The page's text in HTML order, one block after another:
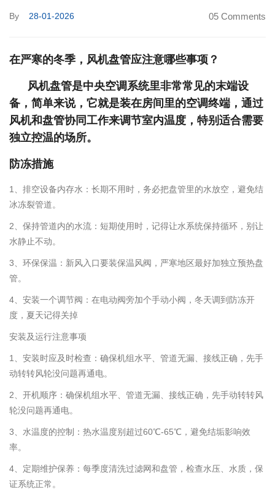
By 28-01-2026 05 Comments
在严寒的冬季，风机盘管应注意哪些事项？
风机盘管是中央空调系统里非常常见的末端设
备，简单来说，它就是装在房间里的空调终端，通过
风机和盘管协同工作来调节室内温度，特别适合需要
独立控温的场所。
防冻措施
1、排空设备内存水：长期不用时，务必把盘管里的水放空，避免结
冰冻裂管道。
2、保持管道内的水流：短期使用时，记得让水系统保持循环，别让
水静止不动。
3、环保保温：新风入口要装保温风阀，严寒地区最好加独立预热盘
管。
4、安装一个调节阀：在电动阀旁加个手动小阀，冬天调到防冻开
度，夏天记得关掉
安装及运行注意事项
1、安装时应及时检查：确保机组水平、管道无漏、接线正确，先手
动转转风轮没问题再通电。
2、开机顺序：确保机组水平、管道无漏、接线正确，先手动转转风
轮没问题再通电。
3、水温度的控制：热水温度别超过60℃-65℃，避免结垢影响效
率。
4、定期维护保养：每季度清洗过滤网和盘管，检查水压、水质，保
证系统正常。